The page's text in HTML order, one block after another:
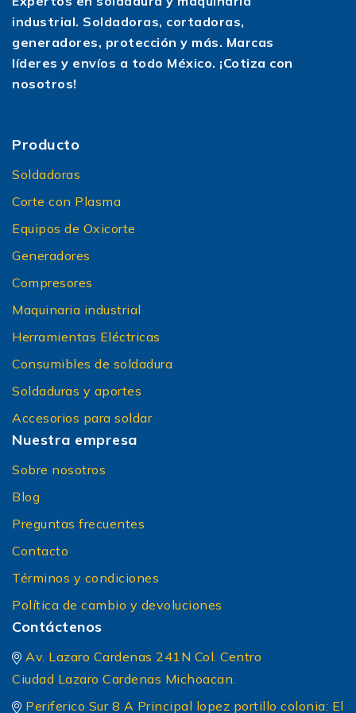
industrial. Soldadoras, cortadoras,
generadores, protección y más. Marcas
líderes y envíos a todo México. ¡Cotiza con
nosotros!
Producto
Soldadoras
Corte con Plasma
Equipos de Oxicorte
Generadores
Compresores
Maquinaria industrial
Herramientas Eléctricas
Consumibles de soldadura
Soldaduras y aportes
Accesorios para soldar
Nuestra empresa
Sobre nosotros
Blog
Preguntas frecuentes
Contacto
Términos y condiciones
Política de cambio y devoluciones
Contáctenos
Av. Lazaro Cardenas 241N Col. Centro
Ciudad Lazaro Cardenas Michoacan.
Periferico Sur 8 A Principal lopez portillo colonia: El